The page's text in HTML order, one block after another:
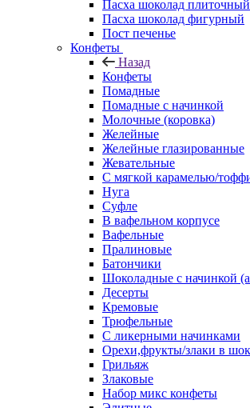
Пасха шоколад
Пасха шоколад фигурный
Пост печенье
Конфеты
Назад
Конфеты
Помадные
Помадные с начинкой
Молочные (коровка)
Желейные
Желейные глазированные
Жевательные
С мягкой карамелью/
Нуга
Суфле
В вафельном корпусе
Вафельные
Пралиновые
Батончики
Шоколадные с начинкой
Десерты
Кремовые
Трюфельные
С ликерными начинками
Орехи,фрукты/злаки в
Грильяж
Злаковые
Набор микс конфеты